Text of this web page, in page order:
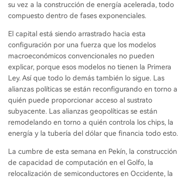
su vez a la construcción de energía acelerada, todo
compuesto dentro de fases exponenciales.
El capital está siendo arrastrado hacia esta
configuración por una fuerza que los modelos
macroeconómicos convencionales no pueden
explicar, porque esos modelos no tienen la Primera
Ley. Así que todo lo demás también lo sigue. Las
alianzas políticas se están reconfigurando en torno a
quién puede proporcionar acceso al sustrato
subyacente. Las alianzas geopolíticas se están
remodelando en torno a quién controla los chips, la
energía y la tubería del dólar que financia todo esto.
La cumbre de esta semana en Pekín, la construcción
de capacidad de computación en el Golfo, la
relocalización de semiconductores en Occidente, la